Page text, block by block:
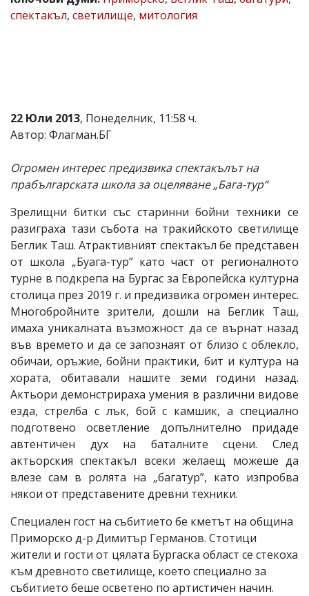
Коментарите
редакцията
носи
за
тях!
Ако
обиден
за
вас
коментар,
моля
сигнализирайте
ни!
спектакъл, светилище, митология
22 Юли 2013, Понеделник, 11:58 ч.
Автор: Флагман.БГ
Огромен интерес предизвика спектакълът на
прабългарската школа за оцеляване „Бага-тур“
Зрелищни битки със старинни бойни техники се
разиграха тази събота на тракийското светилище
Беглик Таш. Атрактивният спектакъл бе представен
от школа „Буага-тур” като част от регионалното
турне в подкрепа на Бургас за Европейска културна
столица през 2019 г. и предизвика огромен интерес.
Многобройните зрители, дошли на Беглик Таш,
имаха уникалната възможност да се върнат назад
във времето и да се запознаят от близо с облекло,
обичаи, оръжие, бойни практики, бит и култура на
хората, обитавали нашите земи години назад.
Актьори демонстрираха умения в различни видове
езда, стрелба с лък, бой с камшик, а специално
подготвено осветление допълнително придаде
автентичен дух на баталните сцени. След
актьорския спектакъл всеки желаещ можеше да
влезе сам в ролята на „багатур”, като изпробва
някои от представените древни техники.
Специален гост на събитието бе кметът на община
Приморско д-р Димитър Германов. Стотици
жители и гости от цялата Бургаска област се стекоха
към древното светилище, което специално за
събитието беше осветено по артистичен начин.